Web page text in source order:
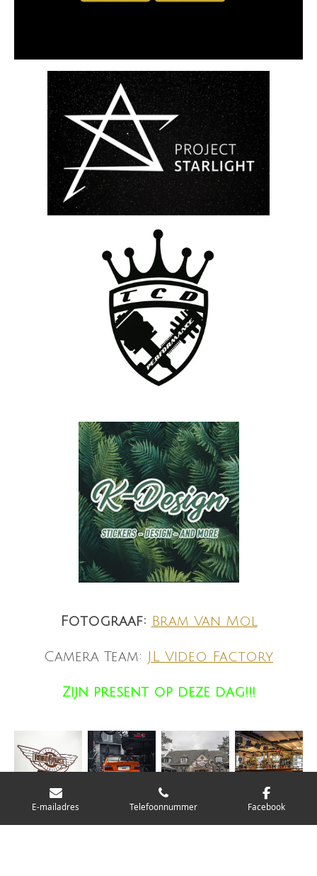
Fotograaf: Bram Van Mol
Camera Team: JL Video Factory
Zijn present op deze dag!!!
E-mailadres Telefoonnummer Facebook